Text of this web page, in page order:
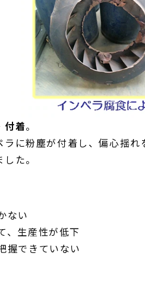
付着。
に粉塵が付着し、偏心揺れ
た。
ない
、生産性が低下
握できていない